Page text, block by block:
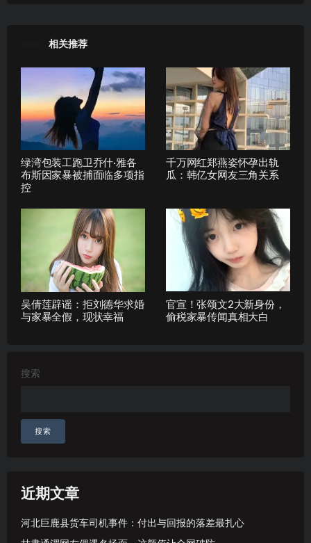
相关推荐
绿湾包装工跑卫乔什·雅各
布斯因家暴被捕面临多项指
控
千万网红郑燕姿怀孕出轨
瓜：韩亿女网友三角关系
吴倩莲辟谣：拒刘德华求婚
与家暴全假，现状幸福
官宣！张颂文2大新身份，
偷税家暴传闻真相大白
搜索
搜索
近期文章
河北巨鹿县货车司机事件：付出与回报的落差最扎心